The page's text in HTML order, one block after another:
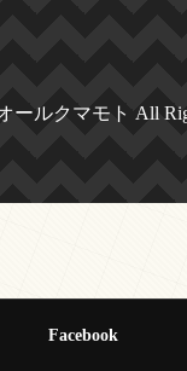
ールクマモト All
Facebook